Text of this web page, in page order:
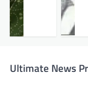
Ultimate News